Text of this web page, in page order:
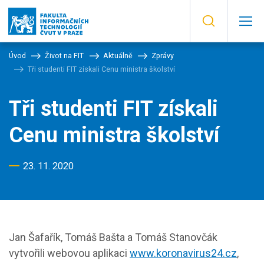
Úvod Život na FIT Aktuálně
Zprávy
Tři studenti FIT získali Cenu ministra školství
Tři studenti FIT získali
Cenu ministra školství
23. 11. 2020
Jan Šafařík, Tomáš Bašta a Tomáš Stanovčák
vytvořili webovou aplikaci www.koronavirus24.cz,